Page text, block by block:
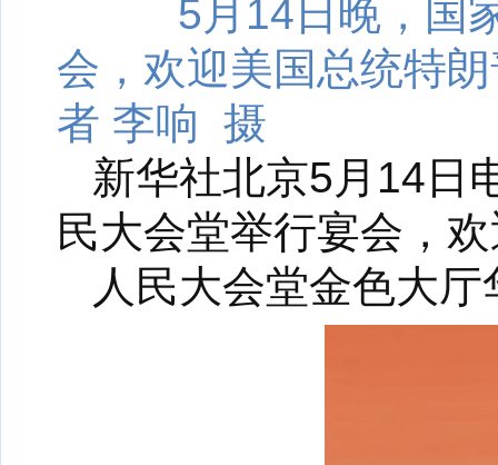
5月14日晚，国
会，欢迎美国总统特
者 李响 摄
新华社北京5月14日
民大会堂举行宴会，
人民大会堂金色大